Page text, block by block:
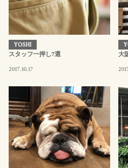
YOSHI
スタッフ一押し7選
2017.10.17
大